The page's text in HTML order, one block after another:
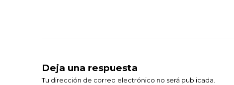
Deja una respuesta
Tu dirección de correo electrónico no será publicada.